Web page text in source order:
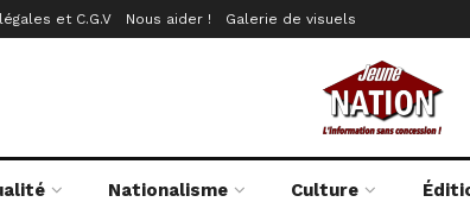
et C.G.V Nous aider ! Galerie de visuels
Nationalisme Culture